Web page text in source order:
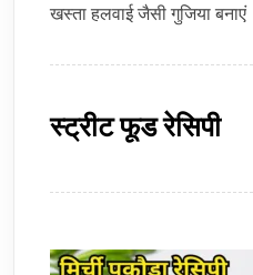
खस्ता हलवाई जैसी गुजिया बनाएं
स्ट्रीट फूड रेसिपी